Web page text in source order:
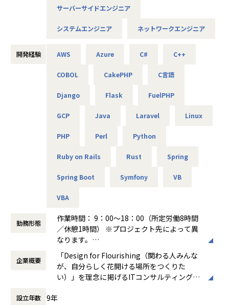
担当工程：運用・保守（希望により構築へステップアップ）
-- 官公庁システムを支えるネットワークの設計・構築支援 --
使用機器：Cisco、Palo Alto、A10 等
-- リモートワークを支えるVPN/セキュリティ基盤の運用 --
使用機器：Cisco、FortiGate、F5、Aruba 等
＜主なインフラ案件事例＞
使用スキル：VMware、Windows、Linux、Oracle
使用スキル：AWS、Windows、Linux
担当工程：基本設計、運用設計、詳細設計、構築、テスト、
移行
担当者：20台後半、男性、入社1年目
-- 官公庁向けインフラ開発 --
使用スキル：VMware、Windows、Linux
担当工程：基本設計、運用設計、詳細設計、構築、テスト、
担当者：30台後半、男性、入社4年目
門）認定
2025/10/01～2027/09/30）
社会やお客様だけでなくパートナーや社員も幸せでいるこ
これがアルテニアの企業理念の根幹となります。
この度、事業の拡大に伴って新たなメンバーを募集しており
技術力だけでなく、人を思いやる姿勢を大切にしながら、
共に成長できる方を歓迎します！
＜開発部門 想定キャリアパス＞
月1回の面談にてキャリアの方向性をすり合わせながら、案
件を決定します。
「開発経験を積みたい」「設計に挑戦したい」「上流工程を
担当したい」などの
＜ネットワーク部門 想定キャリアパス＞
運用保守 → 構築 → 設計 → セキュリティ・コンサルティング
件を決定します。
「構築に行きたい」「設計に挑戦したい」「セキュリティ分
野を経験したい」などの
サーバーサイドエンジニア
システムエンジニア ネットワークエンジニア
開発経験 AWS Azure C# C++
COBOL CakePHP C言語
Django Flask FuelPHP
GCP Java Laravel Linux
PHP Perl Python
Ruby on Rails Rust Spring
Spring Boot Symfony VB
VBA
勤務形態
作業時間： 9：00～18：00（所定労働8時間
／休憩1時間） ※プロジェクト先によって異
なります。
働き方：
固定時間制（9時～18時、10時～19
時など）
時間外労働の有無： 有（月平均0時間～20時
間）
休憩時間： 60分
企業概要
「Design for Flourishing（関わる人みんな
が、自分らしく花開ける場所をつくりた
い）」を理念に掲げるITコンサルティング・
客様をリードする」のではなく、「お客様と
設立年数 9年